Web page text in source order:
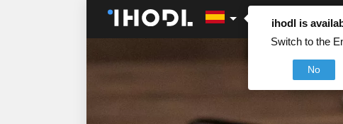
ihodl is
Switch to the
No